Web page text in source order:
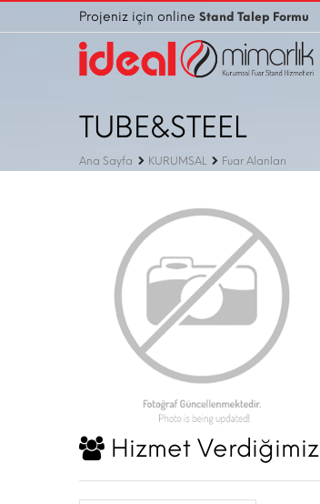
Projeniz için online Stand Talep Formu
TUBE&STEEL
Ana Sayfa KURUMSAL Fuar Alanları
Hizmet Verdiğimiz